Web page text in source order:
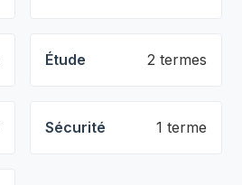
Étude 2 termes
Sécurité 1 terme